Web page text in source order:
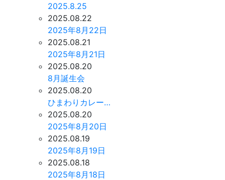
2025.8.25
2025.08.22
2025年8月22日
2025.08.21
2025年8月21日
2025.08.20
8月誕生会
2025.08.20
ひまわりカレー…
2025.08.20
2025年8月20日
2025.08.19
2025年8月19日
2025.08.18
2025年8月18日